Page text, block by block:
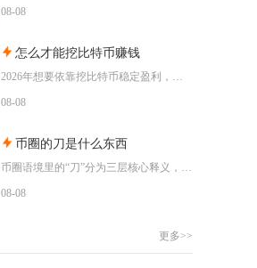
08-08
怎么才能挖比特币赚钱
2026年想要依靠挖比特币稳定盈利，核心只有一套可落地逻辑：依托低电价工业场地搭配新一代低
08-08
币圈的刀是什么东西
币圈语境里的“刀”分为三层核心释义，一是口语代指美元（dollar谐音），二是行情术语指代
08-08
更多>>